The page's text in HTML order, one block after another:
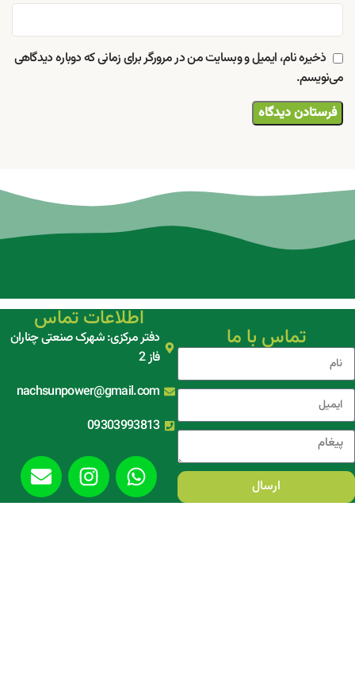
ذخیره نام، ایمیل و وبسایت من در مرورگر برای زمانی که دوباره دیدگاهی
می‌نویسم.
تماس با ما
ارسال
اطلاعات تماس
دفتر مرکزی: شهرک صنعتی چناران
فاز 2
nachsunpower@gmail.com
09303993813